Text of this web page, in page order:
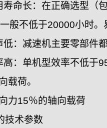
命长：在正确选型（
般不低于20000小时。
：减速机主要零部件
：单机型效率不低于95
载荷。
力15％的轴向载荷
技术参数